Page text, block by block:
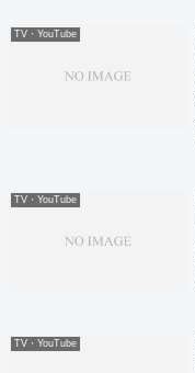
TV・YouTube
TV・YouTube
TV・YouTube